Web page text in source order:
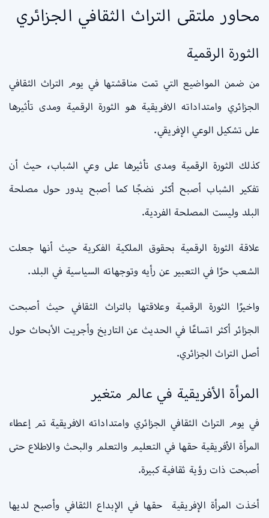
محاور ملتقى التراث الثقافي الجزائري
الثورة الرقمية
من ضمن المواضيع التي تمت مناقشتها في يوم التراث الثقافي
الجزائري وامتداداته الافريقية هو الثورة الرقمية ومدى تأثيرها
على تشكيل الوعي الإفريقي.
كذلك الثورة الرقمية ومدى تأثيرها على وعي الشباب، حيث أن
تفكير الشباب أصبح أكثر نضجًا كما أصبح يدور حول مصلحة
البلد وليست المصلحة الفردية.
علاقة الثورة الرقمية بحقوق الملكية الفكرية حيث أنها جعلت
الشعب حرًا في التعبير عن رأيه وتوجهاته السياسية في البلد.
واخيرًا الثورة الرقمية وعلاقتها بالتراث الثقافي حيث أصبحت
الجزائر أكثر اتساعًا في الحديث عن التاريخ وأجريت الأبحاث حول
أصل التراث الجزائري.
المرأة الأفريقية في عالم متغير
في يوم التراث الثقافي الجزائري وامتداداته الافريقية تم إعطاء
المرأة الأفريقية حقها في التعليم والتعلم والبحث والاطلاع حتى
أصبحت ذات رؤية ثقافية كبيرة.
أخذت المرأة الإفريقية حقها في الإبداع الثقافي وأصبح لديها